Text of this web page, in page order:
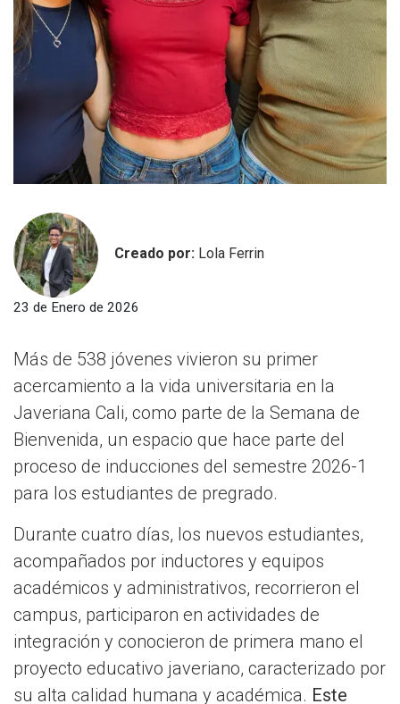
Creado por: Lola Ferrin
23 de Enero de 2026
Más de 538 jóvenes vivieron su primer
acercamiento a la vida universitaria en la
Javeriana Cali, como parte de la Semana de
Bienvenida, un espacio que hace parte del
proceso de inducciones del semestre 2026-1
para los estudiantes de pregrado.
Durante cuatro días, los nuevos estudiantes,
acompañados por inductores y equipos
académicos y administrativos, recorrieron el
campus, participaron en actividades de
integración y conocieron de primera mano el
proyecto educativo javeriano, caracterizado por
su alta calidad humana y académica. Este